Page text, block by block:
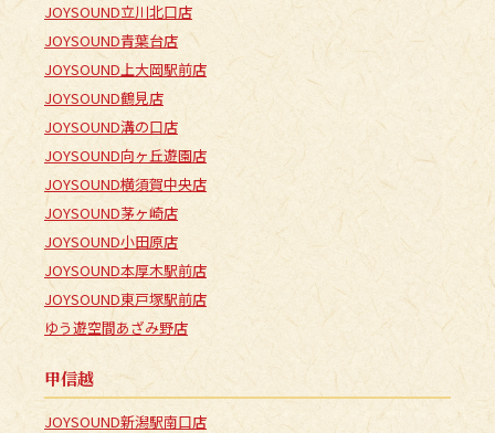
JOYSOUND立川北口店
JOYSOUND青葉台店
JOYSOUND上大岡駅前店
JOYSOUND鶴見店
JOYSOUND溝の口店
JOYSOUND向ヶ丘遊園店
JOYSOUND横須賀中央店
JOYSOUND茅ヶ崎店
JOYSOUND小田原店
JOYSOUND本厚木駅前店
JOYSOUND東戸塚駅前店
ゆう遊空間あざみ野店
甲信越
JOYSOUND新潟駅南口店